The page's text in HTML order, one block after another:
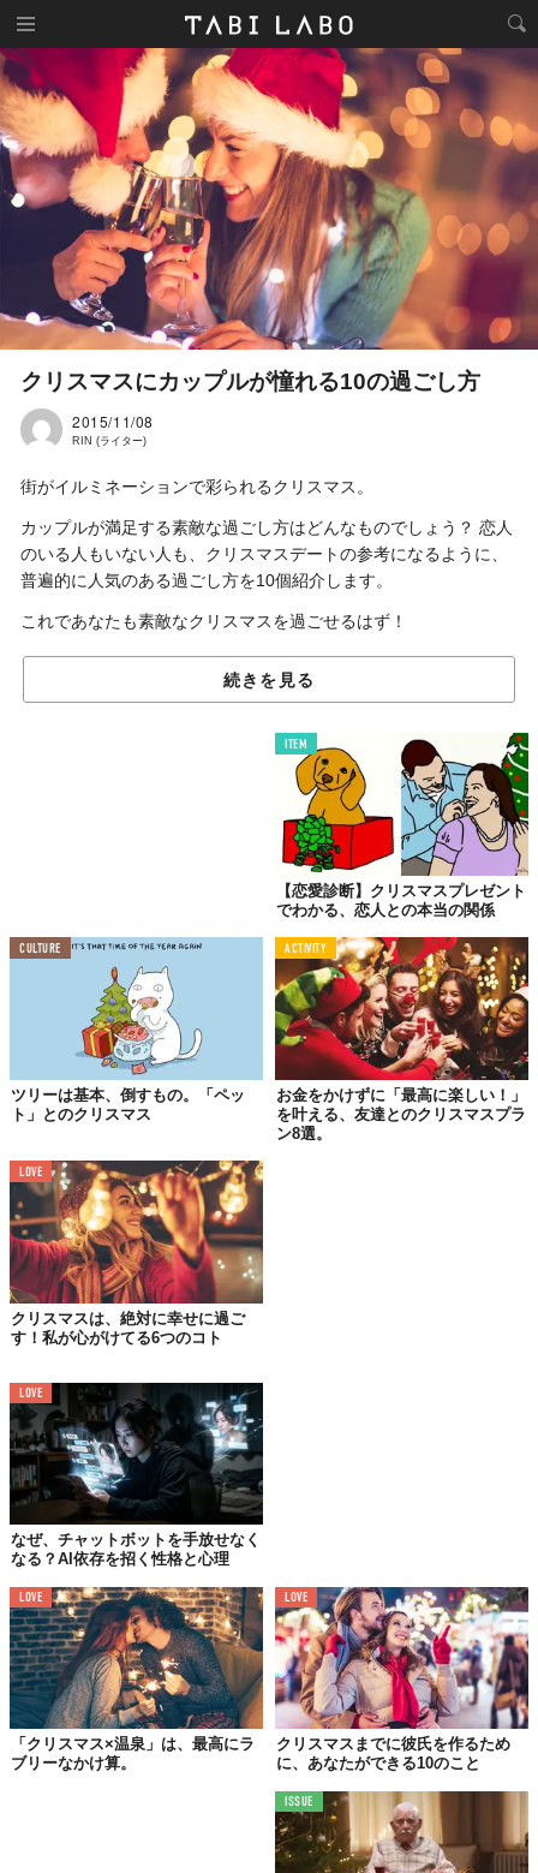
クリスマスにカップルが憧れる10の過ごし方
2015/11/08
RIN (ライター)
街がイルミネーションで彩られるクリスマス。
カップルが満足する素敵な過ごし方はどんなものでしょう？ 恋人
のいる人もいない人も、クリスマスデートの参考になるように、
普遍的に人気のある過ごし方を10個紹介します。
これであなたも素敵なクリスマスを過ごせるはず！
1.イルミネーションを見に行く
クリスマスと言えば何と言ってもイルミネーション。
ンを見に行くというカップルが多いです。
ただ、寒さと混雑が大変なのでその後の対策はしっかりと考えて
おきましょう。
2.素敵なレストランでディナー
ラン、予約が殺到するレストランでのディナーではないでしょう
か。
レストランが独自に演出するクリスマスのコース料理やアレンジ
も、ムードを高める魅力の1つです。
3.高級ホテルでのロマンティックなお泊まり
続きを見る
ITEM
【恋愛診断】クリスマスプレゼント
でわかる、恋人との本当の関係
CULTURE
ツリーは基本、倒すもの。「ペッ
ト」とのクリスマス
ACTIVITY
お金をかけずに「最高に楽しい！」
を叶える、友達とのクリスマスプラ
ン8選。
LOVE
クリスマスは、絶対に幸せに過ご
す！私が心がけてる6つのコト
LOVE
なぜ、チャットボットを手放せなく
なる？AI依存を招く性格と心理
LOVE
「クリスマス×温泉」は、最高にラ
ブリーなかけ算。
LOVE
クリスマスまでに彼氏を作るため
に、あなたができる10のこと
ISSUE